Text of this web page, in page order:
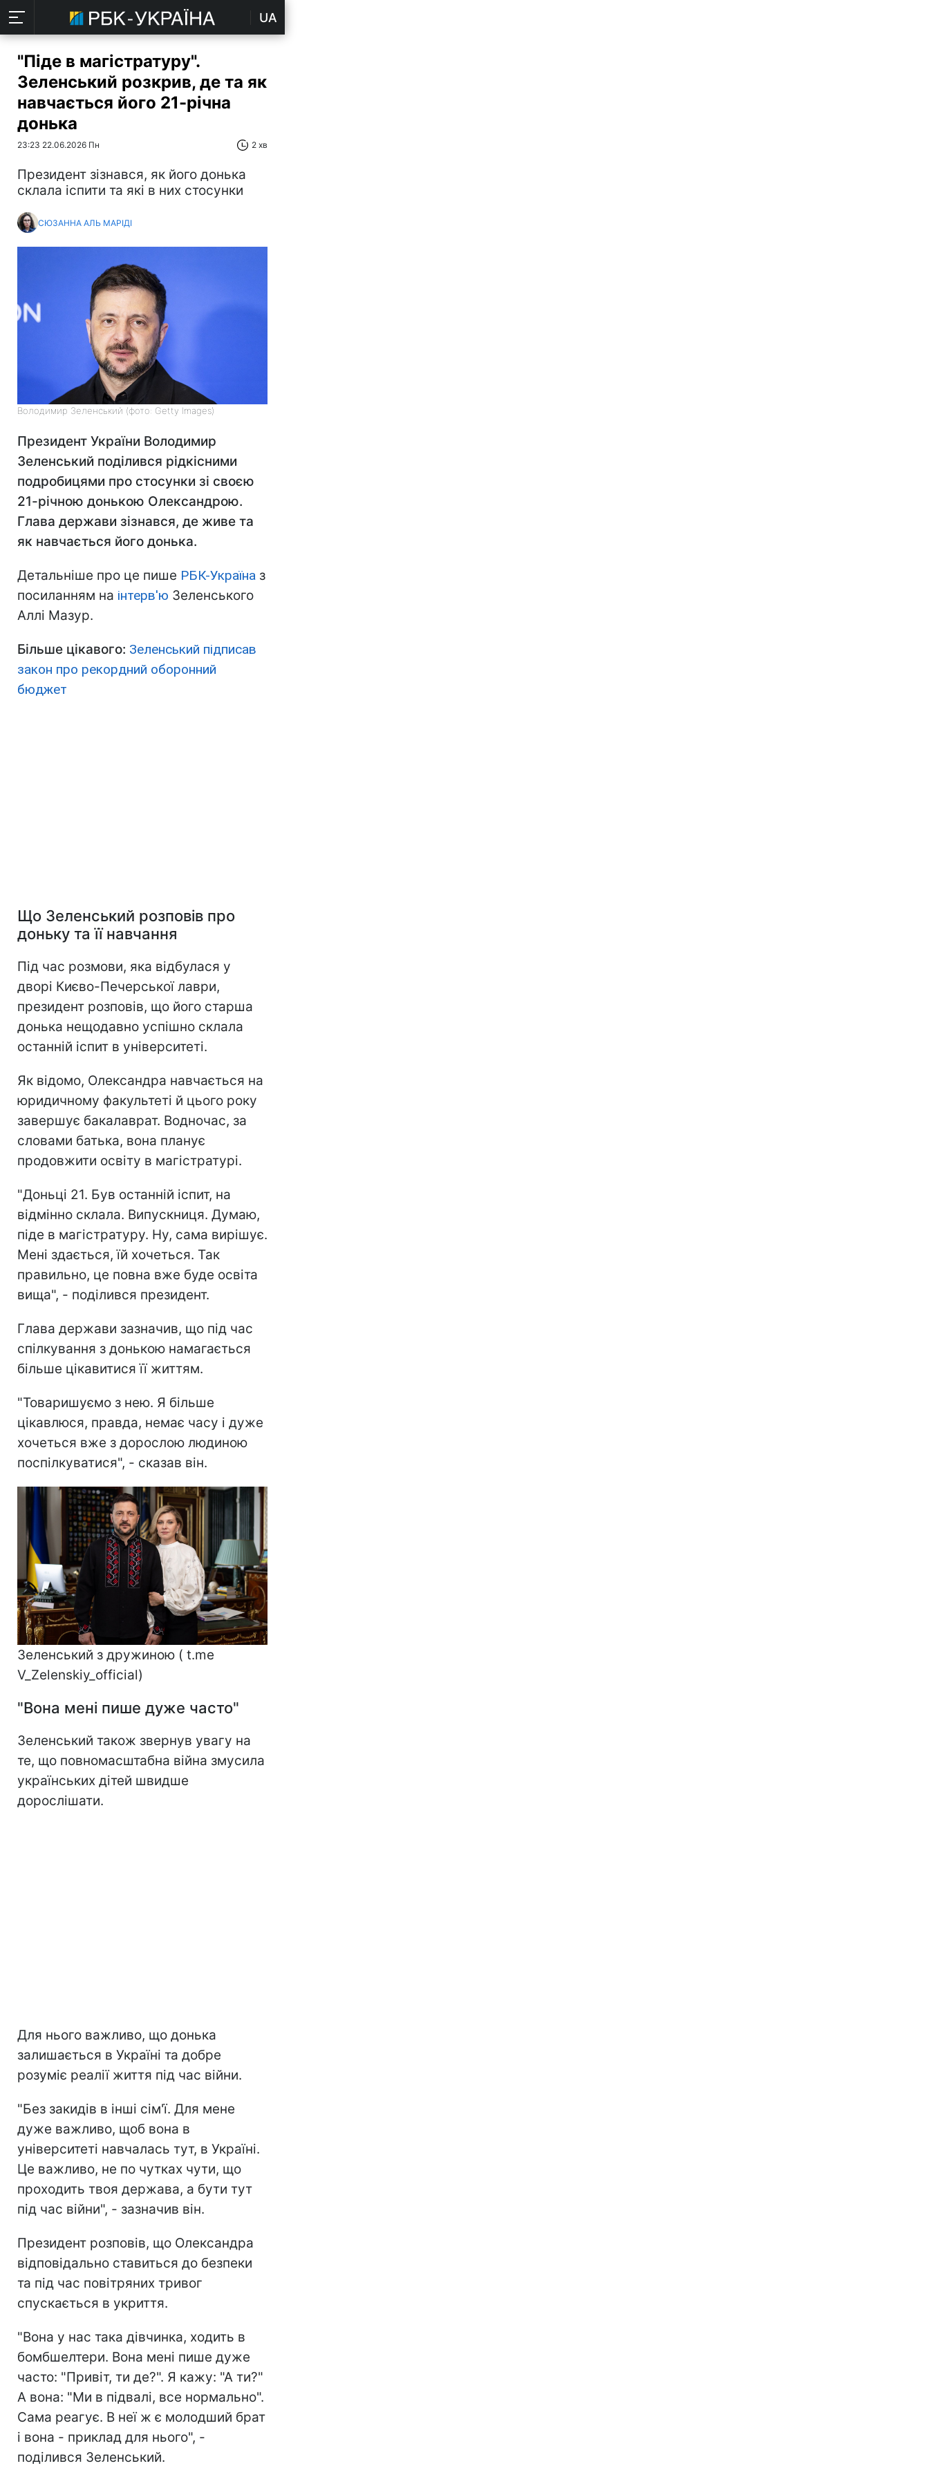
UA
"Піде в магістратуру".
Зеленський розкрив, де та як
навчається його 21-річна
донька
23:23 22.06.2026 Пн 2 хв
Президент зізнався, як його донька
склала іспити та які в них стосунки
СЮЗАННА АЛЬ МАРІДІ
Володимир Зеленський (фото: Getty Images)
Президент України Володимир
Зеленський поділився рідкісними
подробицями про стосунки зі своєю
21-річною донькою Олександрою.
Глава держави зізнався, де живе та
як навчається його донька.
Детальніше про це пише РБК-Україна з
посиланням на інтерв'ю Зеленського
Аллі Мазур.
Більше цікавого: Зеленський підписав
закон про рекордний оборонний
бюджет
Що Зеленський розповів про
доньку та її навчання
Під час розмови, яка відбулася у
дворі Києво-Печерської лаври,
президент розповів, що його старша
донька нещодавно успішно склала
останній іспит в університеті.
Як відомо, Олександра навчається на
юридичному факультеті й цього року
завершує бакалаврат. Водночас, за
словами батька, вона планує
продовжити освіту в магістратурі.
"Доньці 21. Був останній іспит, на
відмінно склала. Випускниця. Думаю,
піде в магістратуру. Ну, сама вирішує.
Мені здається, їй хочеться. Так
правильно, це повна вже буде освіта
вища", - поділився президент.
Глава держави зазначив, що під час
спілкування з донькою намагається
більше цікавитися її життям.
"Товаришуємо з нею. Я більше
цікавлюся, правда, немає часу і дуже
хочеться вже з дорослою людиною
поспілкуватися", - сказав він.
Зеленський з дружиною ( t.me
V_Zelenskiy_official)
"Вона мені пише дуже часто"
Зеленський також звернув увагу на
те, що повномасштабна війна змусила
українських дітей швидше
дорослішати.
Для нього важливо, що донька
залишається в Україні та добре
розуміє реалії життя під час війни.
"Без закидів в інші сім'ї. Для мене
дуже важливо, щоб вона в
університеті навчалась тут, в Україні.
Це важливо, не по чутках чути, що
проходить твоя держава, а бути тут
під час війни", - зазначив він.
Президент розповів, що Олександра
відповідально ставиться до безпеки
та під час повітряних тривог
спускається в укриття.
"Вона у нас така дівчинка, ходить в
бомбшелтери. Вона мені пише дуже
часто: "Привіт, ти де?". Я кажу: "А ти?"
А вона: "Ми в підвалі, все нормально".
Сама реагує. В неї ж є молодший брат
і вона - приклад для нього", -
поділився Зеленський.